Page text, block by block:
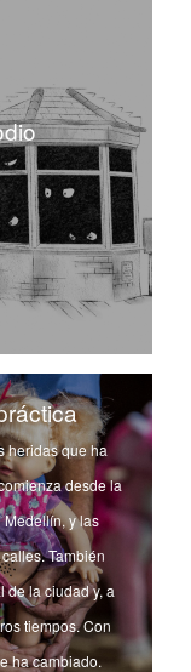
heridas que ha
desde la
y las
También
de la ciudad y, a
tiempos. Con
ha cambiado.